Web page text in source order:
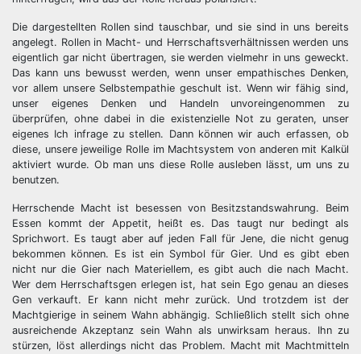
Die dargestellten Rollen sind tauschbar, und sie sind in uns bereits
angelegt. Rollen in Macht- und Herrschaftsverhältnissen werden uns
eigentlich gar nicht übertragen, sie werden vielmehr in uns geweckt.
Das kann uns bewusst werden, wenn unser empathisches Denken,
vor allem unsere Selbstempathie geschult ist. Wenn wir fähig sind,
unser eigenes Denken und Handeln unvoreingenommen zu
überprüfen, ohne dabei in die existenzielle Not zu geraten, unser
eigenes Ich infrage zu stellen. Dann können wir auch erfassen, ob
diese, unsere jeweilige Rolle im Machtsystem von anderen mit Kalkül
aktiviert wurde. Ob man uns diese Rolle ausleben lässt, um uns zu
benutzen.
Herrschende Macht ist besessen von Besitzstandswahrung. Beim
Essen kommt der Appetit, heißt es. Das taugt nur bedingt als
Sprichwort. Es taugt aber auf jeden Fall für Jene, die nicht genug
bekommen können. Es ist ein Symbol für Gier. Und es gibt eben
nicht nur die Gier nach Materiellem, es gibt auch die nach Macht.
Wer dem Herrschaftsgen erlegen ist, hat sein Ego genau an dieses
Gen verkauft. Er kann nicht mehr zurück. Und trotzdem ist der
Machtgierige in seinem Wahn abhängig. Schließlich stellt sich ohne
ausreichende Akzeptanz sein Wahn als unwirksam heraus. Ihn zu
stürzen, löst allerdings nicht das Problem. Macht mit Machtmitteln